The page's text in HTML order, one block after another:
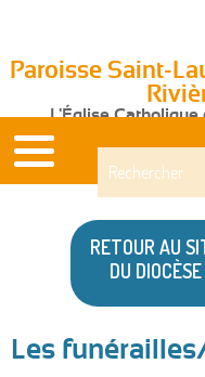
Paroisse Saint-
L'Église Catholique
RETOUR AU
DU DIOCÈSE
Les